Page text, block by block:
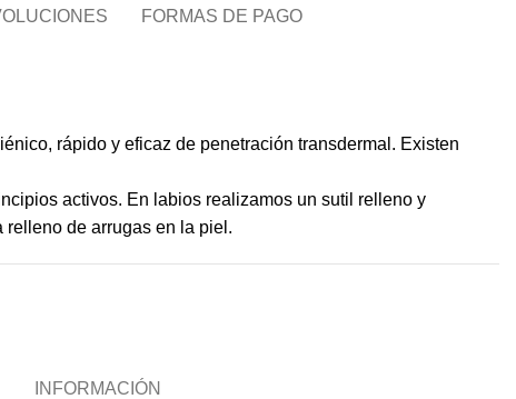
FORMAS DE PAGO
rápido y eficaz de penetración transdermal. Existen
activos. En labios realizamos un sutil relleno y
de arrugas en la piel.
INFORMACIÓN